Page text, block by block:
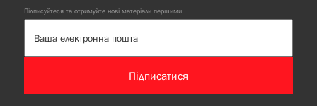
Підписуйтеся та отримуйте нові матеріали першими
Підписатися